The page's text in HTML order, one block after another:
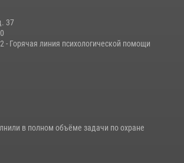
обеспечили безопасность Всероссийского
в Саранске
4
37
- Горячая линия психологической помощи
в полном объёме задачи по охране